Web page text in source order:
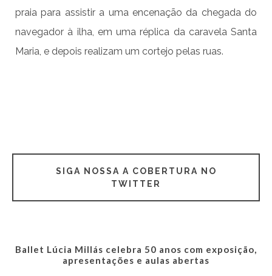
praia para assistir a uma encenação da chegada do
navegador à ilha, em uma réplica da caravela Santa
Maria, e depois realizam um cortejo pelas ruas.
SIGA NOSSA A COBERTURA NO
TWITTER
Ballet Lúcia Millás celebra 50 anos com exposição,
apresentações e aulas abertas